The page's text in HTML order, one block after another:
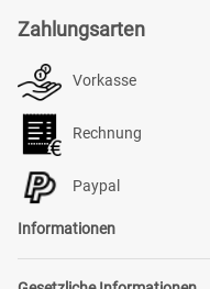
Zahlungsarten
Vorkasse
Rechnung
Paypal
Informationen